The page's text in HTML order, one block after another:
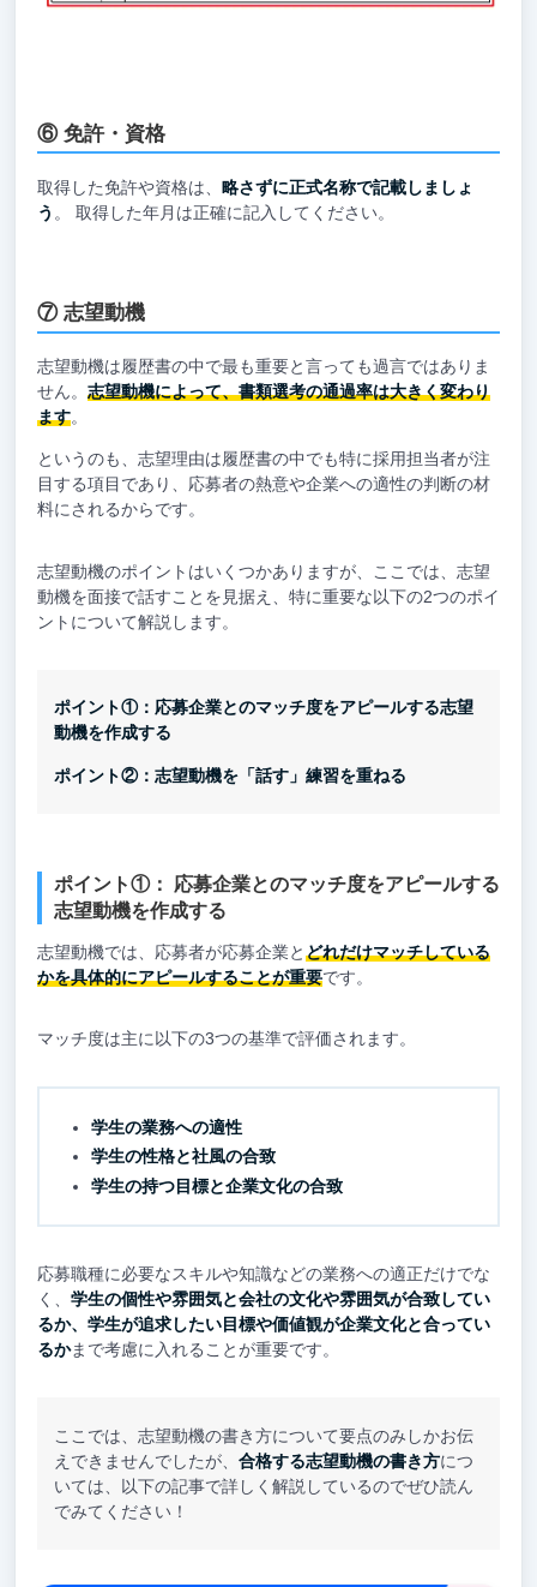
⑥ 免許・資格
取得した免許や資格は、 略さずに正式名称で記載しましょ
う 。 取得した年月は正確に記入してください。
⑦ 志望動機
志望動機は履歴書の中で最も重要と言っても過言ではありま
せん。 志望動機によって、書類選考の通過率は大きく変わり
ます。
というのも、志望理由は履歴書の中でも特に採用担当者が注
目する項目であり、応募者の熱意や企業への適性の判断の材
料にされるからです。
志望動機のポイントはいくつかありますが、ここでは、志望
動機を面接で話すことを見据え、特に重要な以下の2つのポイ
ントについて解説します。
ポイント①：応募企業とのマッチ度をアピールする志望
動機を作成する
ポイント②：志望動機を「話す」練習を重ねる
ポイント①： 応募企業とのマッチ度をアピールする
志望動機を作成する
志望動機では、応募者が応募企業とどれだけマッチしている
かを具体的にアピールすることが重要です。
マッチ度は主に以下の3つの基準で評価されます。
学生の業務への適性
学生の性格と社風の合致
学生の持つ目標と企業文化の合致
応募職種に必要なスキルや知識などの業務への適正だけでな
く、 学生の個性や雰囲気と会社の文化や雰囲気が合致してい
るか、学生が追求したい目標や価値観が企業文化と合ってい
るかまで考慮に入れることが重要です。
ここでは、志望動機の書き方について要点のみしかお伝
えできませんでしたが、合格する志望動機の書き方につ
いては、以下の記事で詳しく解説しているのでぜひ読ん
でみてください！